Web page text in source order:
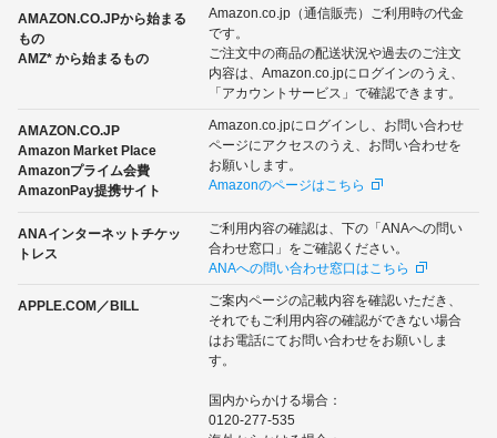
AMAZON.CO.JPから始まる
もの
AMZ* から始まるもの
Amazon.co.jp（通信販売）ご利用時の代金
です。
ご注文中の商品の配送状況や過去のご注文
内容は、Amazon.co.jpにログインのうえ、
「アカウントサービス」で確認できます。
AMAZON.CO.JP
Amazon Market Place
Amazonプライム会費
AmazonPay提携サイト
Amazon.co.jpにログインし、お問い合わせ
ページにアクセスのうえ、お問い合わせを
お願いします。
Amazonのページはこちら
ANAインターネットチケッ
トレス
ご利用内容の確認は、下の「ANAへの問い
合わせ窓口」をご確認ください。
ANAへの問い合わせ窓口はこちら
APPLE.COM／BILL
ご案内ページの記載内容を確認いただき、
それでもご利用内容の確認ができない場合
はお電話にてお問い合わせをお願いしま
す。
国内からかける場合：
0120-277-535